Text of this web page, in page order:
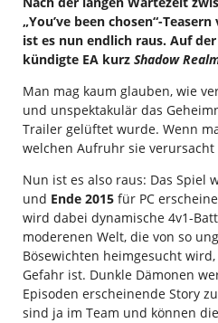
„You’ve been chosen“-
ist es nun endlich raus. Auf
kündigte EA kurz Shadow
Man mag kaum glauben, wie
und unspektakulär das
Trailer gelüftet wurde. Wenn
welchen Aufruhr sie verursacht
Nun ist es also raus: Das Spiel
und Ende 2015 für PC
wird dabei dynamische 4v1-
moderenen Welt, die von so
Bösewichten heimgesucht
Gefahr ist. Dunkle Dämonen
Episoden erscheinende Story
sind ja im Team und können